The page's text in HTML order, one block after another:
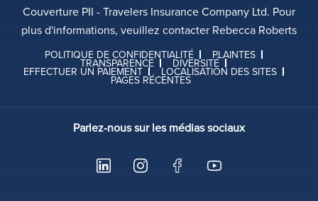
Couverture PII - Travelers Insurance Company Ltd. Pour
plus d'informations, veuillez contacter Rebecca Roberts
POLITIQUE DE CONFIDENTIALITÉ PLAINTES
TRANSPARENCE DIVERSITÉ
EFFECTUER UN PAIEMENT LOCALISATION DES SITES
PAGES RÉCENTES
Parlez-nous sur les médias sociaux